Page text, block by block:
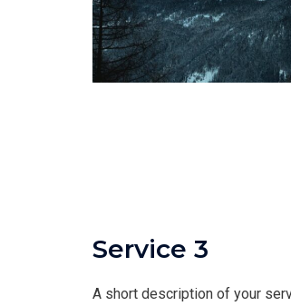
Service 3
A short description of your